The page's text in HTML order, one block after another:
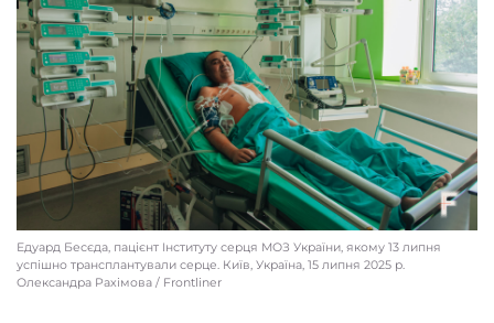
Едуард Бесєда, пацієнт Інституту серця МОЗ України, якому 13 липня
успішно трансплантували серце. Київ, Україна, 15 липня 2025 р.
Олександра Рахімова / Frontliner